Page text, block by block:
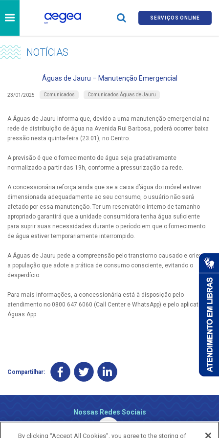
SERVIÇOS ONLINE
NOTÍCIAS
Águas de Jauru – Manutenção Emergencial
23/01/2025 Comunicados Comunicados Águas de Jauru
A Águas de Jauru informa que, devido a uma manutenção emergencial na
rede de distribuição de água na Avenida Rui Barbosa, poderá ocorrer baixa
pressão nesta quinta-feira (23.01), no Centro.
A previsão é que o fornecimento de água seja gradativamente
normalizado a partir das 19h, conforme a pressurização da rede.
A concessionária reforça ainda que se a caixa d’água do imóvel estiver
dimensionada adequadamente ao seu consumo, o usuário não será
afetado por essa manutenção. Ter um reservatório interno de tamanho
apropriado garantirá que a unidade consumidora tenha água suficiente
para suprir suas necessidades durante o período em que o fornecimento
de água estiver temporariamente interrompido.
A Águas de Jauru pede a compreensão pelo transtorno causado e orienta
a população que adote a prática de consumo consciente, evitando o
desperdício.
Para mais informações, a concessionária está à disposição pelo
atendimento no 0800 647 6060 (Call Center e WhatsApp) e pelo aplicativo
Águas App.
Compartilhar:
Nossas Redes Sociais
By clicking “Accept All Cookies”, you agree to the storing of